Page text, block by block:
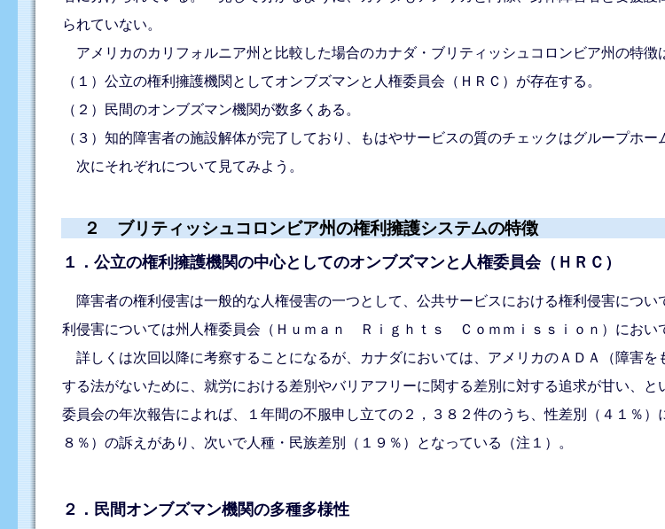
られていない。
アメリカのカリフォルニア州と比較した場合のカナダ・ブリティッシュコロンビア州の特徴
（１）公立の権利擁護機関としてオンブズマンと人権委員会（ＨＲＣ）が存在する。
（２）民間のオンブズマン機関が数多くある。
（３）知的障害者の施設解体が完了しており、もはやサービスの質のチェックはグループホー
次にそれぞれについて見てみよう。
２ ブリティッシュコロンビア州の権利擁護システムの特徴
１．公立の権利擁護機関の中心としてのオンブズマンと人権委員会（ＨＲＣ）
障害者の権利侵害は一般的な人権侵害の一つとして、公共サービスにおける権利侵害につ
利侵害については州人権委員会（Ｈｕｍａｎ Ｒｉｇｈｔｓ Ｃｏｍｍｉｓｓｉｏｎ）におい
詳しくは次回以降に考察することになるが、カナダにおいては、アメリカのＡＤＡ（障害
する法がないために、就労における差別やバリアフリーに関する差別に対する追求が甘い、
委員会の年次報告によれば、１年間の不服申し立ての２，３８２件のうち、性差別（４１％
８％）の訴えがあり、次いで人種・民族差別（１９％）となっている（注１）。
２．民間オンブズマン機関の多種多様性